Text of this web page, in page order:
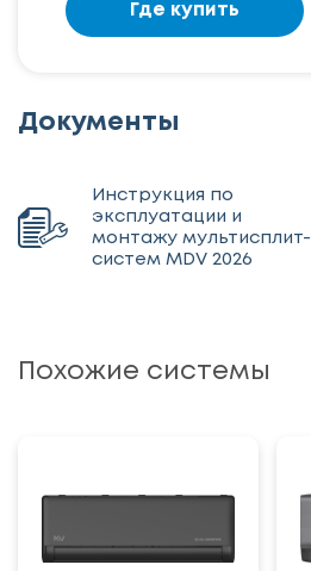
Где купить
Документы
Инструкция по
эксплуатации и
монтажу мультисплит-
систем MDV 2026
Похожие системы